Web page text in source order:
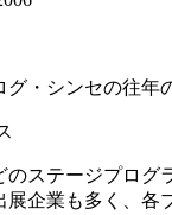
・シンセの往年
のステージプロ
企業も多く、各